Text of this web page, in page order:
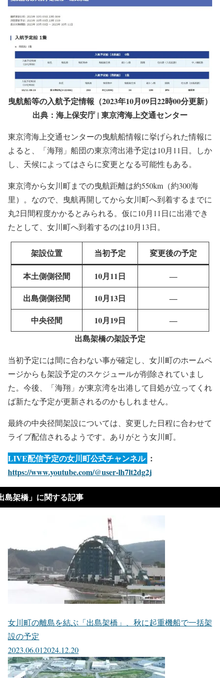
曳航船等の入航予定情報（2023年10月09日22時00分更新）
出典：海上保安庁 | 東京湾海上交通センター
東京湾海上交通センターの曳航船情報に挙げられた情報に
よると、「海翔」船団の東京湾出港予定は10月11日。しか
し、天候によってはさらに変更となる可能性もある。
東京湾から女川町までの曳航距離は約550km（約300海
里）。なので、曳航再開してから女川町へ到着するまでに
丸2日間程度かかるとみられる。仮に10月11日に出港でき
たとして、女川町へ到着するのは10月13日。
架設位置 当初予定 変更後の予定
本土側側径間 10月11日
―
出島側側径間
10月13日
―
中央径間
10月19日
―
出島架橋の架設予定
当初予定には間に合わない事が確定し、女川町のホームペ
ージからも架設予定のスケジュールが削除されていまし
た。今後、「海翔」が東京湾を出港して目処が立ってくれ
ば新たな予定が更新されるのかもしれません。
最終の中央径間架設については、変更した日程に合わせて
ライブ配信されるようです。ありがとう女川町。
LIVE配信予定の女川町公式チャンネル ：
https://www.youtube.com/@user-lh7lt2dg2j
島架橋」に関する記事
女川町の離島を結ぶ「出島架橋」、秋に起重機船で一括架
設の予定
2023.06.012024.12.20